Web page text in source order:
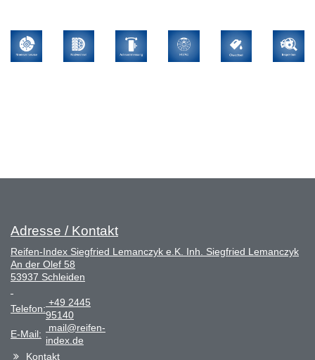
Adresse / Kontakt
Reifen-Index Siegfried Lemanczyk e.K. Inh. Siegfried Lemanczyk
An der Olef 58
53937 Schleiden
Telefon:
+49 2445
95140
E-Mail:
mail@reifen-
index.de
Kontakt